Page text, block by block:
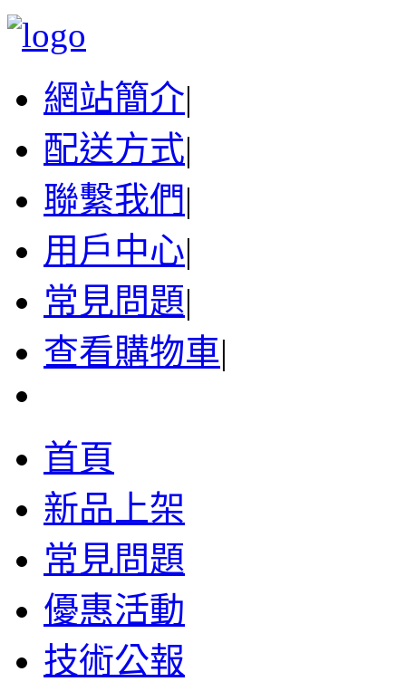
網站簡介|
配送方式|
聯繫我們|
用戶中心|
常見問題|
查看購物車|
首頁
新品上架
常見問題
優惠活動
技術公報